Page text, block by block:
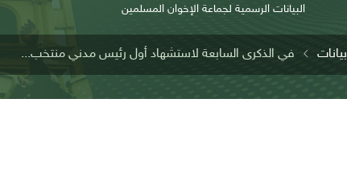
البيانات الرسمية لجماعة الإخوان المسلمين
بيانات في الذكرى السابعة لاستشهاد أول رئيس مدني منتخب...